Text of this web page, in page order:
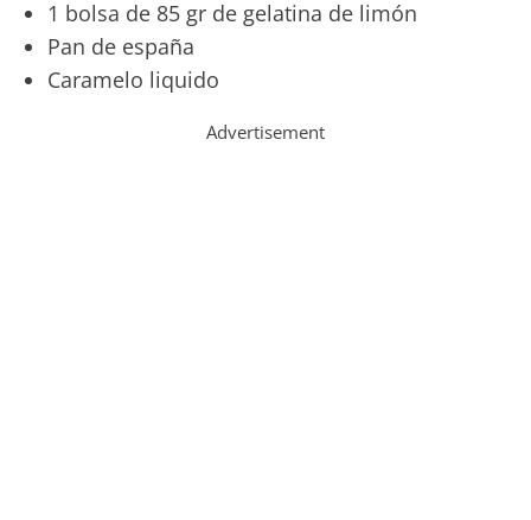
1 bolsa de 85 gr de gelatina de limón
Pan de españa
Caramelo liquido
Advertisement